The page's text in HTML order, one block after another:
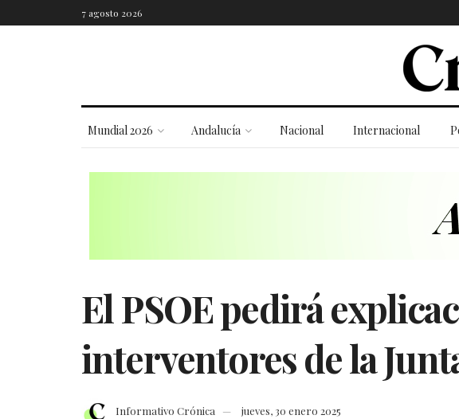
7 agosto 2026
Mundial 2026 Andalucía Nacional Internacional
El PSOE pedirá
interventores de la
Informativo Crónica jueves, 30 enero 2025